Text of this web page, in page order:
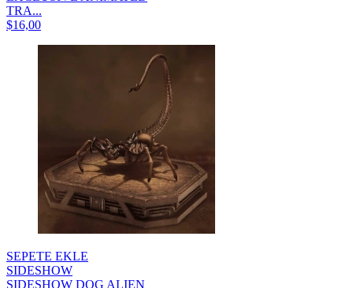
TRA...
$16,00
SEPETE EKLE
SIDESHOW
SIDESHOW DOG ALIEN